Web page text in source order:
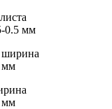
0.5 мм
ширина
мм
мм